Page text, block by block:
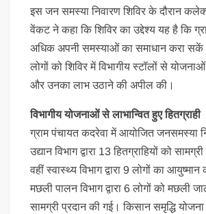
इस जन समस्या निवारण शिविर के दौरान
वेंकट ने कहा कि शिविर का उद्देश्य यह है कि
अधिक अपनी समस्याओं का समाधान करा सकें।
लोगों को शिविर में विभागीय स्टॉलों से
और उनका लाभ उठाने की अपील की।
विभागीय योजनाओं से लाभान्वित हुए हितग्राही
ग्राम पंचायत कदरेवा में आयोजित जनसमस्या
उद्यान विभाग द्वारा 13 हितग्राहियों को
वहीं स्वास्थ्य विभाग द्वारा 9 लोगों का आयुष्मान
मछली पालन विभाग द्वारा 6 लोगों को मछली
सामग्री प्रदान की गई। किसान समृद्धि